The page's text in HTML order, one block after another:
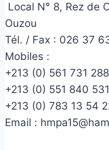
Local N° 8, Rez de
Ouzou
Tél. / Fax : 026 37
Mobiles :
+213 (0) 561 731 288
+213 (0) 551 840 531
+213 (0) 783 13 54
Email :